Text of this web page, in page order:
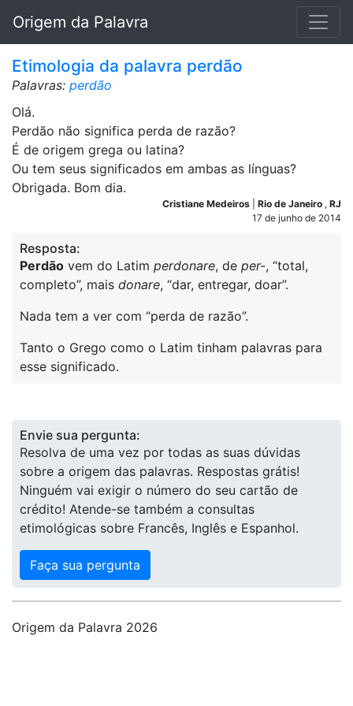
Origem da Palavra
Etimologia da palavra perdão
Palavras: perdão
Olá.
Perdão não significa perda de razão?
É de origem grega ou latina?
Ou tem seus significados em ambas as línguas?
Obrigada. Bom dia.
Cristiane Medeiros Rio de Janeiro , RJ
17 de junho de 2014
Resposta:
Perdão vem do Latim perdonare, de per-, “total,
completo”, mais donare, “dar, entregar, doar”.
Nada tem a ver com “perda de razão”.
Tanto o Grego como o Latim tinham palavras para
esse significado.
Envie sua pergunta:
Resolva de uma vez por todas as suas dúvidas
sobre a origem das palavras. Respostas grátis!
Ninguém vai exigir o número do seu cartão de
crédito! Atende-se também a consultas
etimológicas sobre Francês, Inglês e Espanhol.
Faça sua pergunta
Origem da Palavra 2026